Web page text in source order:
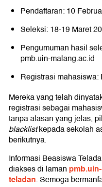
Pendaftaran: 10
Seleksi: 18-19 Maret
Pengumuman hasil
pmb.uin-malang.ac.id
Registrasi
Mereka yang telah
registrasi sebagai
tanpa alasan yang jelas,
blacklistkepada sekolah
berikutnya.
Informasi Beasiswa
diakses di laman
teladan. Semoga